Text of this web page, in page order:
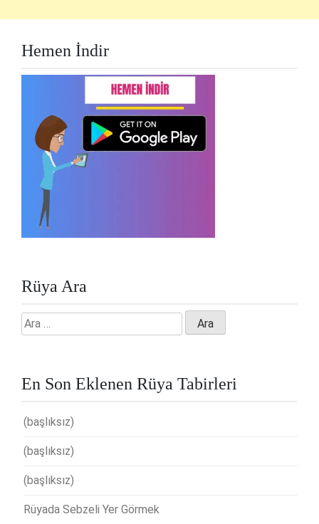
Hemen İndir
Rüya Ara
Arama:
En Son Eklenen Rüya Tabirleri
(başlıksız)
(başlıksız)
(başlıksız)
Rüyada Sebzeli Yer Görmek